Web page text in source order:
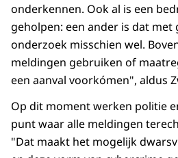
onderkennen. Ook al is een
geholpen: een ander is dat met
onderzoek misschien wel.
meldingen gebruiken of
een aanval voorkómen", aldus
Op dit moment werken politie
punt waar alle meldingen
"Dat maakt het mogelijk